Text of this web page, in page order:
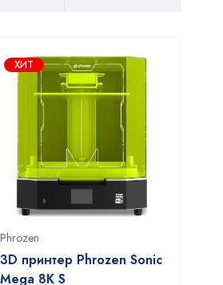
ХИТ
Phrozen
3D принтер Phrozen Sonic
Mega 8K S